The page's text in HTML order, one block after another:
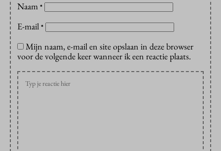
Naam *
E-mail *
Mijn naam, e-mail en site opslaan in deze browser
voor de volgende keer wanneer ik een reactie plaats.